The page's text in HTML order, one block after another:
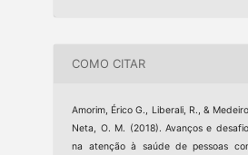
COMO CITAR
Amorim, Érico G., Liberali, R., &
Neta, O. M. (2018). Avanços e
na atenção à saúde de pessoas